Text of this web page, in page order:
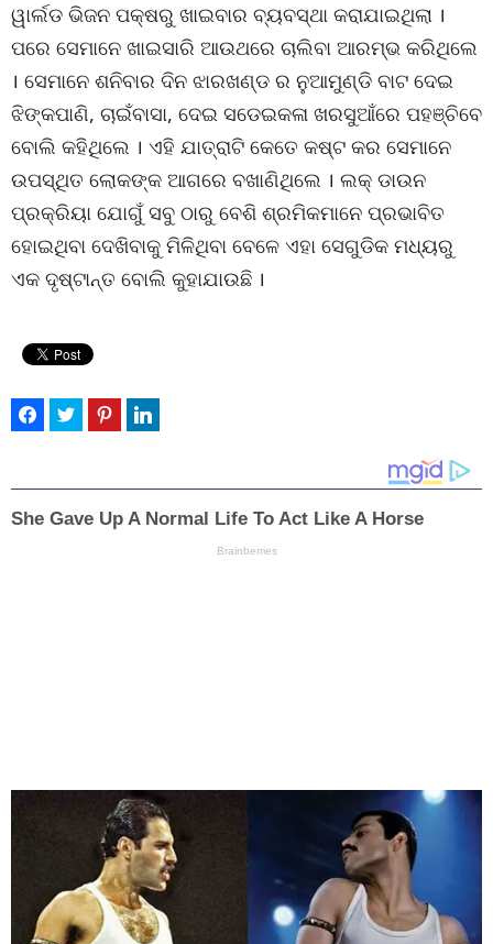
ୱାର୍ଲଡ ଭିଜନ ପକ୍ଷରୁ ଖାଇବାର ବ୍ୟବସ୍ଥା କରାଯାଇଥିଲା ।
ପରେ ସେମାନେ ଖାଇସାରି ଆଉଥରେ ଚାଲିବା ଆରମ୍ଭ କରିଥିଲେ
। ସେମାନେ ଶନିବାର ଦିନ ଝାରଖଣ୍ଡ ର ନୁଆମୁଣ୍ଡି ବାଟ ଦେଇ
ଝିଙ୍କପାଣି, ଚାଇଁବାସା, ଦେଇ ସଡେଇକଳା ଖରସୁଆଁରେ ପହଞ୍ଚିବେ
ବୋଲି କହିଥିଲେ । ଏହି ଯାତ୍ରାଟି କେତେ କଷ୍ଟ କର ସେମାନେ
ଉପସ୍ଥିତ ଲୋକଙ୍କ ଆଗରେ ବଖାଣିଥିଲେ । ଲକ୍ ଡାଉନ
ପ୍ରକ୍ରିୟା ଯୋଗୁଁ ସବୁ ଠାରୁ ବେଶି ଶ୍ରମିକମାନେ ପ୍ରଭାବିତ
ହୋଇଥିବା ଦେଖିବାକୁ ମିଳିଥିବା ବେଳେ ଏହା ସେଗୁଡିକ ମଧ୍ୟରୁ
ଏକ ଦୃଷ୍ଟାନ୍ତ ବୋଲି କୁହାଯାଉଛି ।